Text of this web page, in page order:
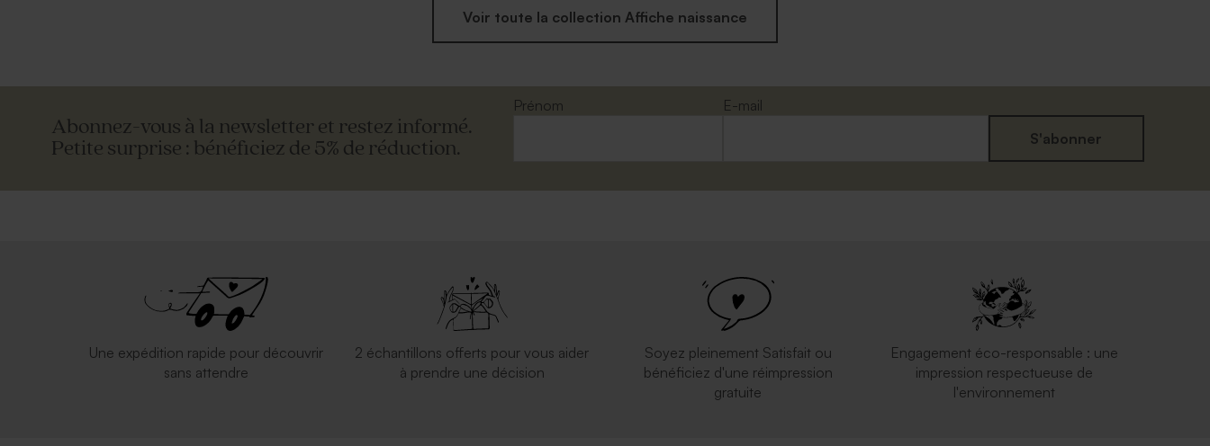
Voir toute la collection Affiche naissance
Abonnez-vous à la newsletter et restez informé.
Petite surprise : bénéficiez de 5% de réduction.
Prénom
E-mail
S'abonner
Une expédition rapide pour découvrir
sans attendre
2 échantillons offerts pour vous aider
à prendre une décision
Soyez pleinement Satisfait ou
bénéficiez d'une réimpression
gratuite
Engagement éco-responsable : une
impression respectueuse de
l'environnement